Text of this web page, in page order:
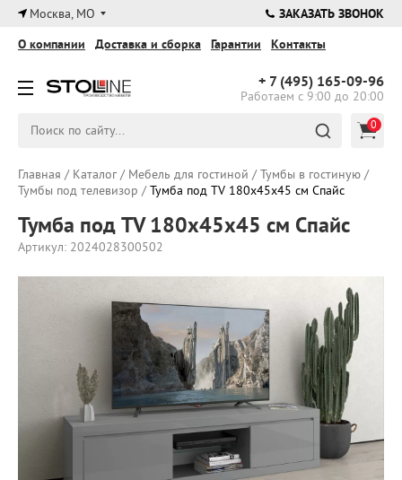
×
Москва, МО ЗАКАЗАТЬ ЗВОНОК
+ 7 (495) 165-09-96
Работаем с 9:00 до 20:00
О компании Доставка и сборка Гарантии Контакты
0
Главная / Каталог/ Мебель для гостиной /Тумбы в гостиную /
Тумбы под телевизор /Тумба под TV 180х45х45 см Спайс
Тумба под TV 180х45х45 см Спайс
Артикул: 2024028300502